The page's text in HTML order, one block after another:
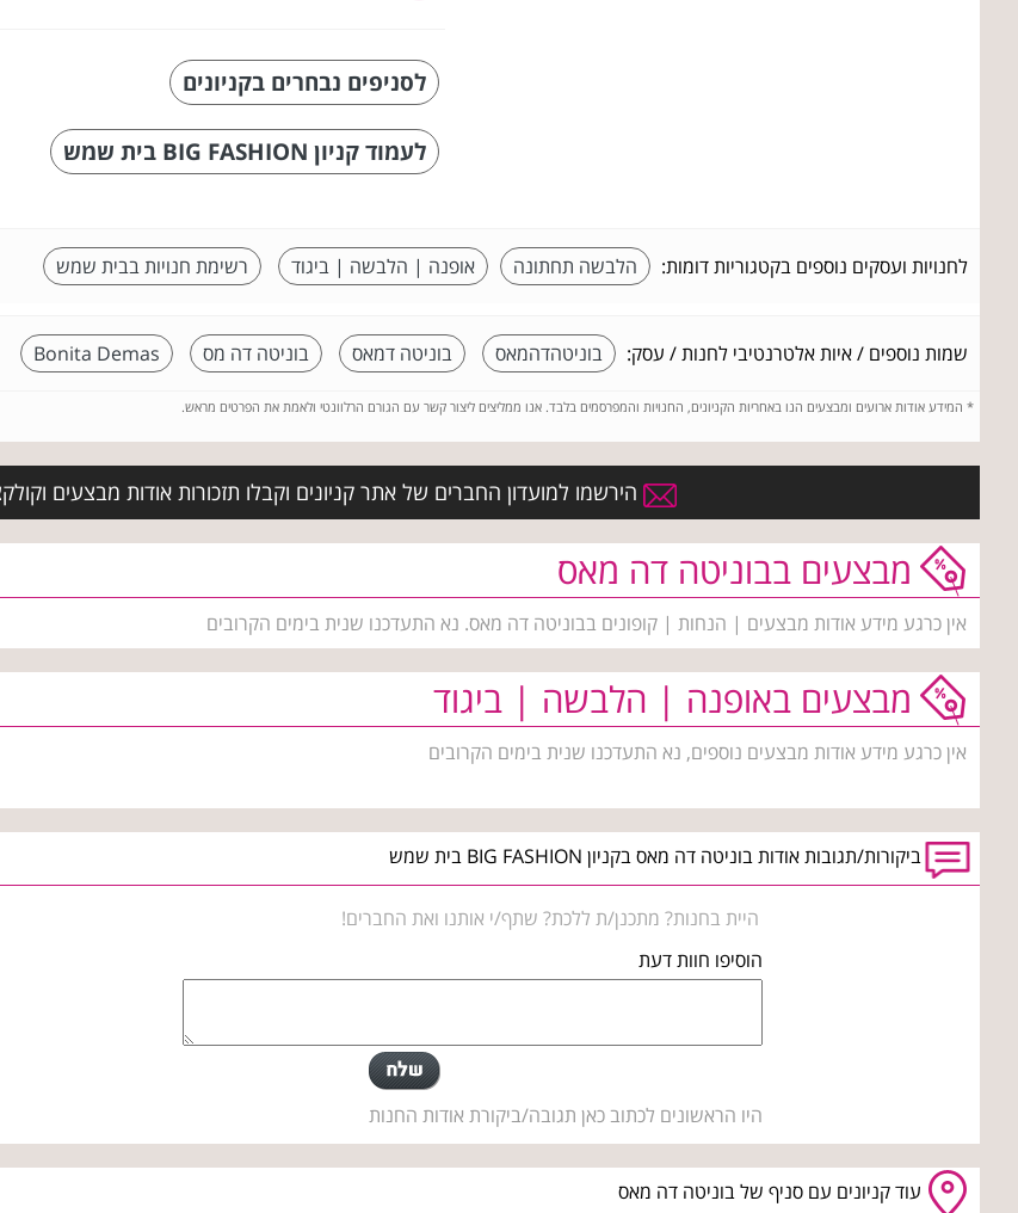
לסניפים נבחרים בקניונים
לעמוד קניון BIG FASHION בית שמש
לחנויות ועסקים נוספים בקטגוריות דומות: הלבשה תחתונה אופנה | הלבשה | ביגוד רשימת חנויות בבית שמש
שמות נוספים / איות אלטרנטיבי לחנות / עסק: בוניטהדהמאס בוניטה דמאס בוניטה דה מס Bonita Demas
* המידע אודות ארועים ומבצעים הנו באחריות הקניונים, החנויות והמפרסמים בלבד. אנו ממליצים ליצור קשר עם הגורם הרלוונטי ולאמת את הפרטים מראש.
הירשמו למועדון החברים של אתר קניונים וקבלו תזכורות אודות מבצעים
מבצעים בבוניטה דה מאס
אין כרגע מידע אודות מבצעים | הנחות | קופונים בבוניטה דה מאס. נא התעדכנו שנית בימים הקרובים
מבצעים באופנה | הלבשה | ביגוד
אין כרגע מידע אודות מבצעים נוספים, נא התעדכנו שנית בימים הקרובים
ביקורות/תגובות אודות בוניטה דה מאס בקניון BIG FASHION בית שמש
היית בחנות? מתכנן/ת ללכת? שתף/י אותנו ואת החברים!
הוסיפו חוות דעת
היו הראשונים לכתוב כאן תגובה/ביקורת אודות החנות
עוד קניונים עם סניף של בוניטה דה מאס